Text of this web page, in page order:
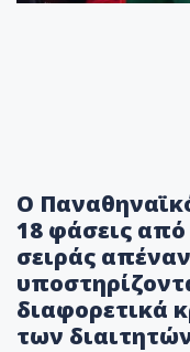
O
18 φάσεις
σειράς
διαφορετικά
των